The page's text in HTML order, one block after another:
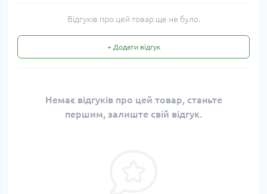
Відгуків про цей товар ще не було.
+ Додати відгук
Немає відгуків про цей товар, станьте
першим, залиште свій відгук.